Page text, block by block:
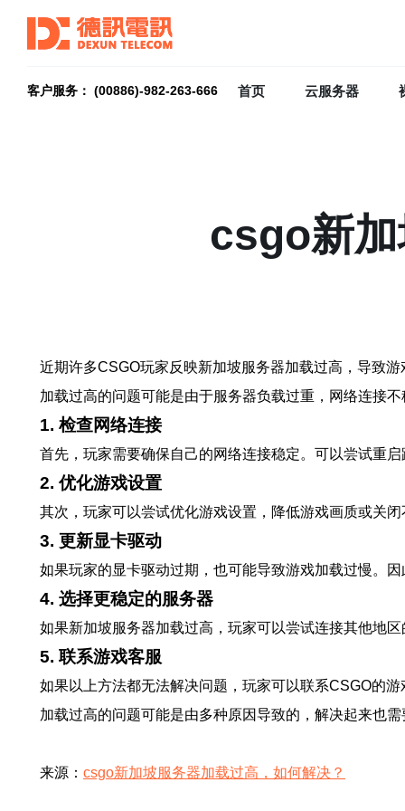
客户服务： (00886)-982-263-666 首页 云服务器
csgo新加
近期许多CSGO玩家反映新加坡服务器加载过高，导致
加载过高的问题可能是由于服务器负载过重，网络连接
1. 检查网络连接
首先，玩家需要确保自己的网络连接稳定。可以尝试重
2. 优化游戏设置
其次，玩家可以尝试优化游戏设置，降低游戏画质或关
3. 更新显卡驱动
如果玩家的显卡驱动过期，也可能导致游戏加载过慢。
4. 选择更稳定的服务器
如果新加坡服务器加载过高，玩家可以尝试连接其他地
5. 联系游戏客服
如果以上方法都无法解决问题，玩家可以联系CSGO的
加载过高的问题可能是由多种原因导致的，解决起来也
来源： csgo新加坡服务器加载过高，如何解决？